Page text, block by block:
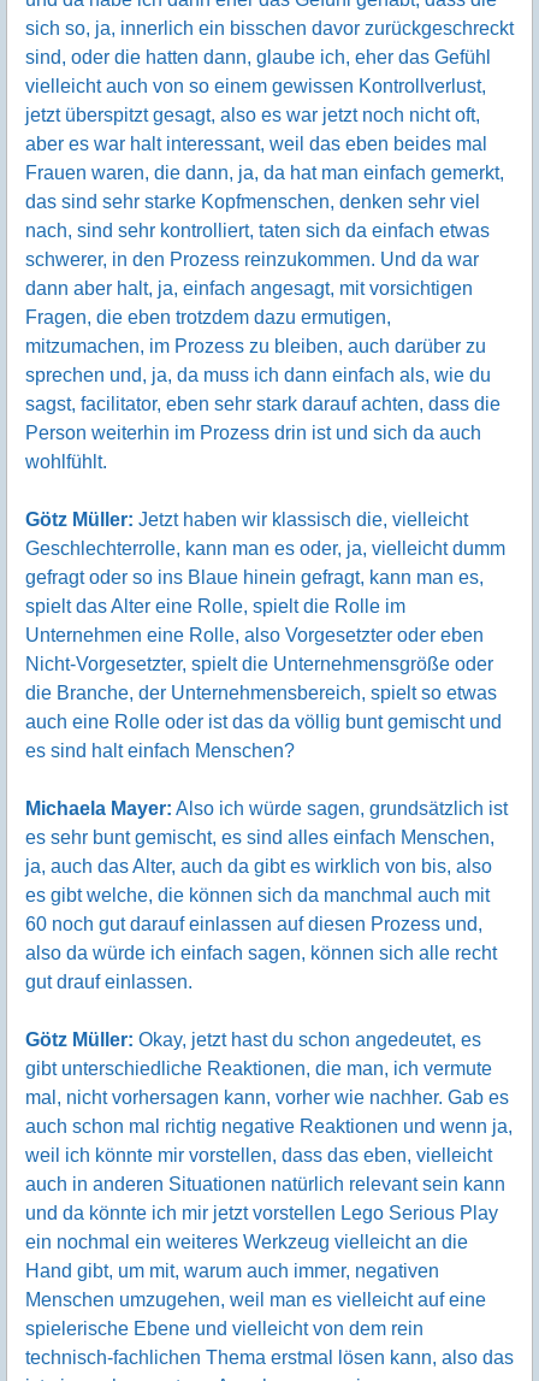
sich so, ja, innerlich ein bisschen davor zurückgeschreckt
sind, oder die hatten dann, glaube ich, eher das Gefühl
vielleicht auch von so einem gewissen Kontrollverlust,
jetzt überspitzt gesagt, also es war jetzt noch nicht oft,
aber es war halt interessant, weil das eben beides mal
Frauen waren, die dann, ja, da hat man einfach gemerkt,
das sind sehr starke Kopfmenschen, denken sehr viel
nach, sind sehr kontrolliert, taten sich da einfach etwas
schwerer, in den Prozess reinzukommen. Und da war
dann aber halt, ja, einfach angesagt, mit vorsichtigen
Fragen, die eben trotzdem dazu ermutigen,
mitzumachen, im Prozess zu bleiben, auch darüber zu
sprechen und, ja, da muss ich dann einfach als, wie du
sagst, facilitator, eben sehr stark darauf achten, dass die
Person weiterhin im Prozess drin ist und sich da auch
wohlfühlt.
Götz Müller: Jetzt haben wir klassisch die, vielleicht
Geschlechterrolle, kann man es oder, ja, vielleicht dumm
gefragt oder so ins Blaue hinein gefragt, kann man es,
spielt das Alter eine Rolle, spielt die Rolle im
Unternehmen eine Rolle, also Vorgesetzter oder eben
Nicht-Vorgesetzter, spielt die Unternehmensgröße oder
die Branche, der Unternehmensbereich, spielt so etwas
auch eine Rolle oder ist das da völlig bunt gemischt und
es sind halt einfach Menschen?
Michaela Mayer: Also ich würde sagen, grundsätzlich ist
es sehr bunt gemischt, es sind alles einfach Menschen,
ja, auch das Alter, auch da gibt es wirklich von bis, also
es gibt welche, die können sich da manchmal auch mit
60 noch gut darauf einlassen auf diesen Prozess und,
also da würde ich einfach sagen, können sich alle recht
gut drauf einlassen.
Götz Müller: Okay, jetzt hast du schon angedeutet, es
gibt unterschiedliche Reaktionen, die man, ich vermute
mal, nicht vorhersagen kann, vorher wie nachher. Gab es
auch schon mal richtig negative Reaktionen und wenn ja,
weil ich könnte mir vorstellen, dass das eben, vielleicht
auch in anderen Situationen natürlich relevant sein kann
und da könnte ich mir jetzt vorstellen Lego Serious Play
ein nochmal ein weiteres Werkzeug vielleicht an die
Hand gibt, um mit, warum auch immer, negativen
Menschen umzugehen, weil man es vielleicht auf eine
spielerische Ebene und vielleicht von dem rein
technisch-fachlichen Thema erstmal lösen kann, also das